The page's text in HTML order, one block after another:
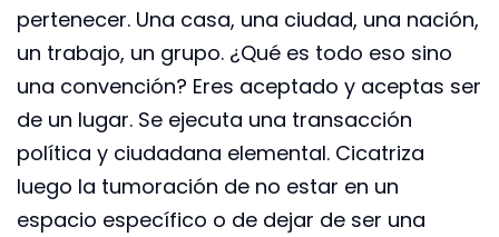
pertenecer. Una casa, una ciudad, una nación,
un trabajo, un grupo. ¿Qué es todo eso sino
una convención? Eres aceptado y aceptas ser
de un lugar. Se ejecuta una transacción
política y ciudadana elemental. Cicatriza
luego la tumoración de no estar en un
espacio específico o de dejar de ser una